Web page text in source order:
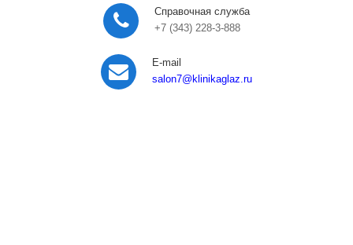
Справочная служба
+7 (343) 228-3-888
E-mail
salon7@klinikaglaz.ru